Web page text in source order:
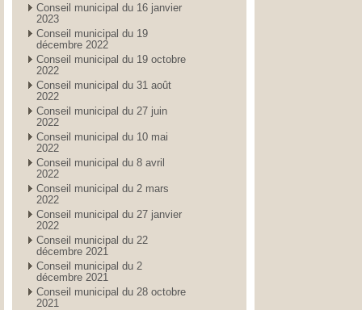
Conseil municipal du 16 janvier
2023
Conseil municipal du 19
décembre 2022
Conseil municipal du 19 octobre
2022
Conseil municipal du 31 août
2022
Conseil municipal du 27 juin
2022
Conseil municipal du 10 mai
2022
Conseil municipal du 8 avril
2022
Conseil municipal du 2 mars
2022
Conseil municipal du 27 janvier
2022
Conseil municipal du 22
décembre 2021
Conseil municipal du 2
décembre 2021
Conseil municipal du 28 octobre
2021